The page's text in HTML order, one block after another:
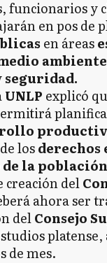
funcionarios y
en pos de
en áreas
seguridad.
UNLP explicó
losderechos
la población
creación del
ahora ser
delConsejo
de mes.